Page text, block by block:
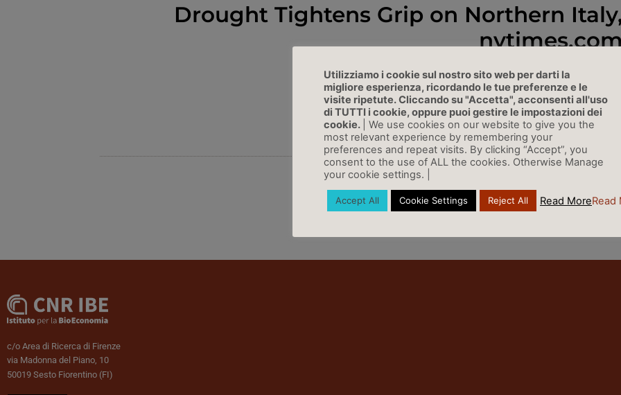
Drought Tightens Grip on Northern
By Elisabetta Povoledo July 12,
LINK
Vai a Rassegna Stampa »
c/o Area di Ricerca di Firenze
via Madonna del Piano, 10
50019 Sesto Fiorentino (FI)
Utilizziamo i cookie sul nostro sito web per darti la
migliore esperienza, ricordando le tue preferenze e le
visite ripetute. Cliccando su "Accetta", acconsenti all'uso
di TUTTI i cookie, oppure puoi gestire le impostazioni dei
cookie.
| We use cookies on our website to give you the
most relevant experience by remembering your
preferences and repeat visits. By clicking “Accept”, you
consent to the use of ALL the cookies. Otherwise Manage
your cookie settings. |
Accept All Cookie Settings Reject All Read MoreRead